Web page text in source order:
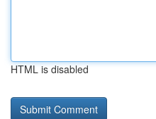
HTML is disabled